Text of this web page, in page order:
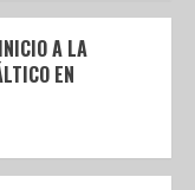
A LA
EN